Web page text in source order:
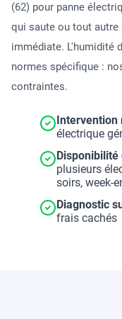
(62) pour panne
qui saute ou tout
immédiate. L'humidité
normes spécifique :
contraintes.
Intervention
électrique
Disponibilité
plusieurs
soirs, week-
Diagnostic
frais cachés